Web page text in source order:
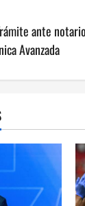
ante
Avanzada